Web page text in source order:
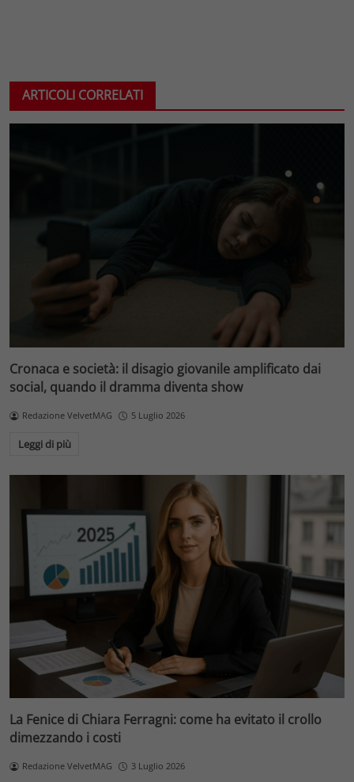
ARTICOLI CORRELATI
Cronaca e società: il disagio giovanile amplificato dai
social, quando il dramma diventa show
Redazione VelvetMAG 5 Luglio 2026
Leggi di più
La Fenice di Chiara Ferragni: come ha evitato il crollo
dimezzando i costi
Redazione VelvetMAG 3 Luglio 2026